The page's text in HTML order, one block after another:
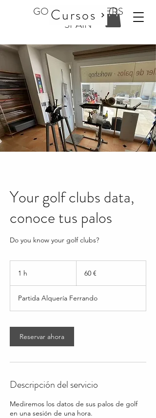
GOLF CLUBMAKERS
SPAIN
Cursos
Your golf clubs data,
conoce tus palos
Do you know your golf clubs?
1 h 60 €
Partida Alquería Ferrando
Reservar ahora
Descripción del servicio
Mediremos los datos de sus palos de golf
en una sesión de una hora.